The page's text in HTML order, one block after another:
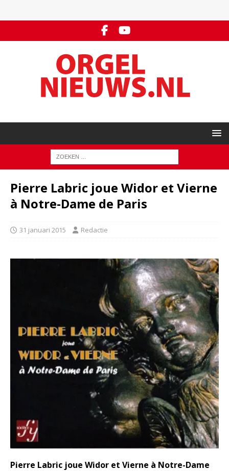
Pierre Labric joue Widor et Vierne
à Notre-Dame de Paris
31 januari 2015 Redactie
Pierre Labric joue Widor et Vierne à Notre-Dame